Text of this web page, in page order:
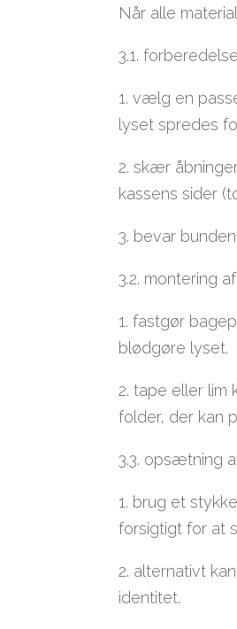
Når alle
3.1.
1. vælg en
lyset spredes
2. skær
kassens sider
3. bevar
3.2. montering
1. fastgør
blødgøre lyset.
2. tape eller lim
folder, der kan
3.3. opsætning
1. brug et
forsigtigt for at
2. alternativt
identitet.